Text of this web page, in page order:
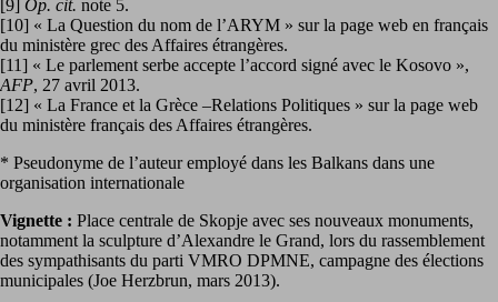
[9] Op. cit. note 5.
[10] « La Question du nom de l’ARYM » sur la page web en français
du ministère grec des Affaires étrangères.
[11] « Le parlement serbe accepte l’accord signé avec le Kosovo »,
AFP, 27 avril 2013.
[12] « La France et la Grèce –Relations Politiques » sur la page web
du ministère français des Affaires étrangères.
* Pseudonyme de l’auteur employé dans les Balkans dans une
organisation internationale
Vignette : Place centrale de Skopje avec ses nouveaux monuments,
notamment la sculpture d’Alexandre le Grand, lors du rassemblement
des sympathisants du parti VMRO DPMNE, campagne des élections
municipales (Joe Herzbrun, mars 2013).